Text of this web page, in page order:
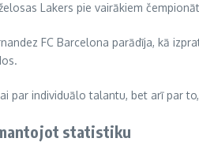
Lakers pie vairākiem
FC Barcelona parādīja, kā
par individuālo talantu, bet arī par
statistiku